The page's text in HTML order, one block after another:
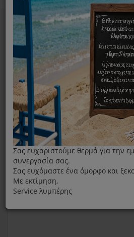
Home
Χύτρα
Λαβή Κατσαρόλας Fissler
Σας ευχαριστούμε θερμά για την
συνεργασία σας.
Σας ευχόμαστε ένα όμορφο και
Με εκτίμηση,
Service λυμπέρης